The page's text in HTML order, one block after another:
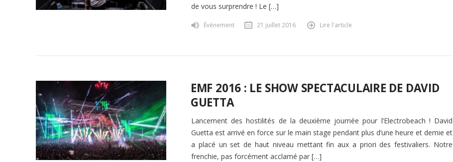
de vous surprendre ! Le […]
Événement 21 juillet 2016 Lire l'article
EMF 2016 : LE SHOW SPECTACULAIRE DE DAVID
GUETTA
Lancement des hostilités de la deuxième journée pour l’Electrobeach ! David
Guetta est arrivé en force sur le main stage pendant plus d’une heure et demie et
a placé un set de haut niveau mettant fin aux a priori des festivaliers. Notre
frenchie, pas forcément acclamé par […]